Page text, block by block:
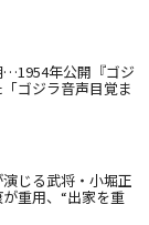
年公開『ゴジ
ゴジラ音声目覚ま
演じる武将・小堀正
重用、“出家を重